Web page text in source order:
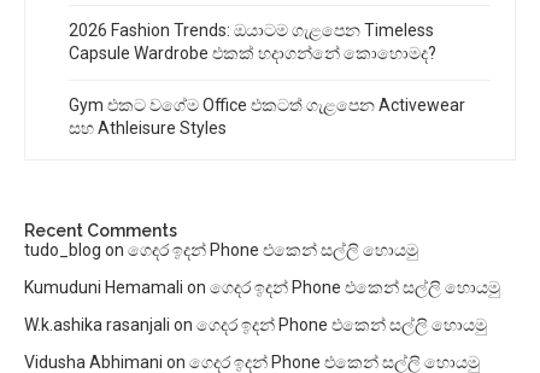
2026 Fashion Trends: ඔයාටම ගැළපෙන Timeless
Capsule Wardrobe එකක් හදාගන්නේ කොහොමද?
Gym එකට වගේම Office එකටත් ගැළපෙන Activewear
සහ Athleisure Styles
Recent Comments
tudo_blog on ගෙදර ඉදන් Phone එකෙන් සල්ලි හොයමු
Kumuduni Hemamali on ගෙදර ඉදන් Phone එකෙන් සල්ලි හොයමු
W.k.ashika rasanjali on ගෙදර ඉදන් Phone එකෙන් සල්ලි හොයමු
Vidusha Abhimani on ගෙදර ඉදන් Phone එකෙන් සල්ලි හොයමු